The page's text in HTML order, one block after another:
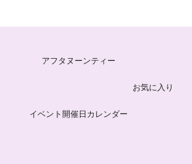
アフタヌーンティー
お気に入り
イベント開催日カレンダー